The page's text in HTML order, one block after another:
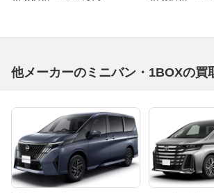
他メーカーのミニバン・1BOXの買